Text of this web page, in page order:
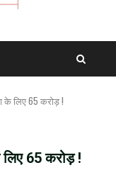
के लिए 65 करोड़ !
65 करोड़ !